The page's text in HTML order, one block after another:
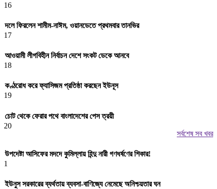
16
দলে ফিরলেন শামীম-নাঈম, ওয়ানডেতে প্রথমবার তানভির
17
আওয়ামী লীগবিহীন নির্বাচন দেশে সংকট ডেকে আনবে
18
কণ্ঠরোধ করে ফ্যাসিজম প্রতিষ্ঠা করছেন ইউনূস
19
চোট থেকে ফেরার পথে বাংলাদেশের পেস ত্রয়ী
20
সর্বশেষ সব খবর
উপদেষ্টা আসিফের মদদে কুমিল্লায় হিন্দু নারী গণধর্ষণের শিকার!
1
ইউনুস সরকারের ব্যর্থতায় ব্যবসা-বাণিজ্যে নেমেছে অনিশ্চয়তার ঘন